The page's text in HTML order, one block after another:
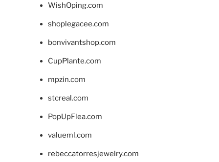
WishOping.com
shoplegacee.com
bonvivantshop.com
CupPlante.com
mpzin.com
stcreal.com
PopUpFlea.com
valueml.com
rebeccatorresjewelry.com